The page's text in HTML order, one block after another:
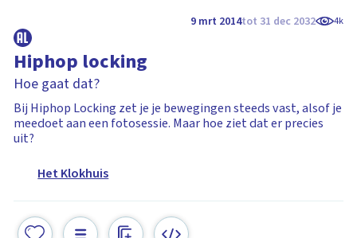
9 mrt 2014tot 31 dec 2032 4k
Hiphop locking
Hoe gaat dat?
Bij Hiphop Locking zet je je bewegingen steeds vast, alsof je
meedoet aan een fotosessie. Maar hoe ziet dat er precies
uit?
Het Klokhuis